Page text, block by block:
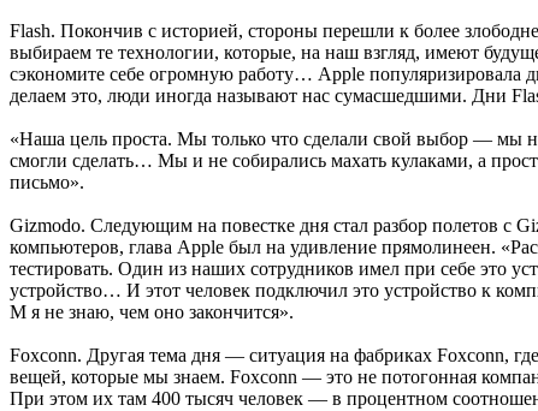
Flash. Покончив с историей, стороны перешли к более
выбираем те технологии, которые, на наш взгляд, имеют
сэкономите себе огромную работу… Apple
делаем это, люди иногда называют нас сумасшедшими. Дни
«Наша цель проста. Мы только что сделали свой выбор — мы
смогли сделать… Мы и не собирались махать кулаками, а
письмо».
Gizmodo. Следующим на повестке дня стал разбор полетов с
компьютеров, глава Apple был на удивление прямолинеен.
тестировать. Один из наших сотрудников имел при себе это
устройство… И этот человек подключил это устройство к
М я не знаю, чем оно закончится».
Foxconn. Другая тема дня — ситуация на фабриках Foxconn,
вещей, которые мы знаем. Foxconn — это не потогонная
При этом их там 400 тысяч человек — в процентном